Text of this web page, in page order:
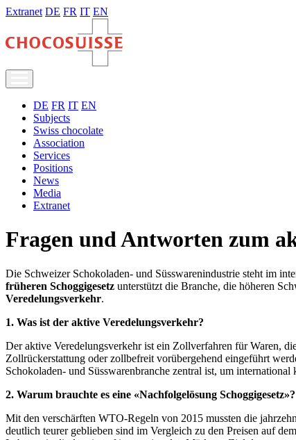
Extranet DE FR IT EN
DE FR IT EN
Subjects
Swiss chocolate
Association
Services
Positions
News
Media
Extranet
Fragen und Antworten zum
Die Schweizer Schokoladen- und Süsswarenindustrie steht im
früheren Schoggigesetz unterstützt die Branche, die höheren
Veredelungsverkehr.
1. Was ist der aktive Veredelungsverkehr?
Der aktive Veredelungsverkehr ist ein Zollverfahren für Waren,
Zollrückerstattung oder zollbefreit vorübergehend eingeführt
Schokoladen- und Süsswarenbranche zentral ist, um
2. Warum brauchte es eine «Nachfolgelösung Schoggigesetz»?
Mit den verschärften WTO-Regeln von 2015 mussten die
deutlich teurer geblieben sind im Vergleich zu den Preisen auf